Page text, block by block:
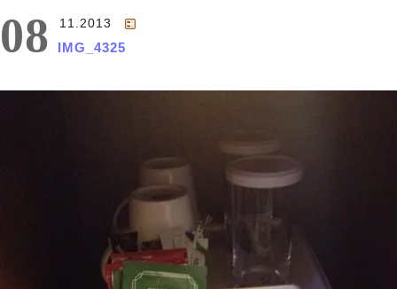
08 11.2013
IMG_4325